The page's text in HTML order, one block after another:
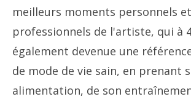
meilleurs moments personnels et
professionnels de l'artiste, qui à
également devenue une
de mode de vie sain, en prenant
alimentation, de son